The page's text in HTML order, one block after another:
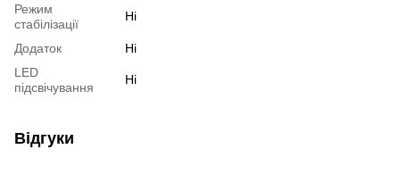
Режим
стабілізації
Ні
Додаток
Ні
LED
підсвічування
Ні
Відгуки